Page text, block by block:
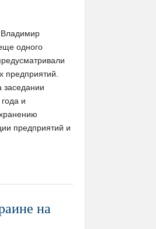
Владимир
одного
предприятий.
и
предприятий и
на